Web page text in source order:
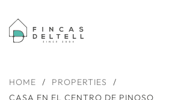
HOME / PROPERTIES
/
CASA EN EL CENTRO DE PINOSO